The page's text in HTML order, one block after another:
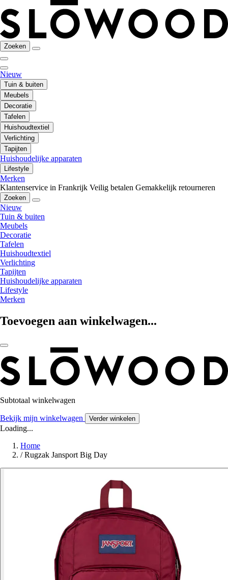
Zoeken
Nieuw
Tuin & buiten
Meubels
Decoratie
Tafelen
Huishoudtextiel
Verlichting
Tapijten
Huishoudelijke apparaten
Lifestyle
Merken
Klantenservice in Frankrijk Veilig betalen Gemakkelijk retourneren
Zoeken
Nieuw
Tuin & buiten
Meubels
Decoratie
Tafelen
Huishoudtextiel
Verlichting
Tapijten
Huishoudelijke apparaten
Lifestyle
Merken
Toevoegen aan winkelwagen...
Subtotaal winkelwagen
Bekijk mijn winkelwagen Verder winkelen
Loading...
Home
/ Rugzak Jansport Big Day